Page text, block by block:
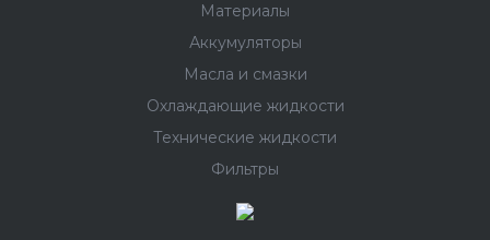
Материалы
Аккумуляторы
Масла и смазки
Охлаждающие жидкости
Технические жидкости
Фильтры